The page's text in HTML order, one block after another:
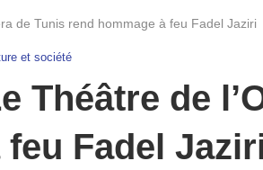
de Tunis rend hommage à feu Fadel Jaziri
et société
Théâtre de
feu Fadel